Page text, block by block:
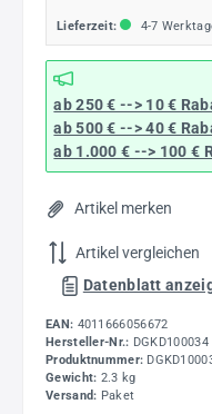
Lieferzeit: 4-7
ab 250 € --> 10 €
ab 500 € --> 40 €
ab 1.000 € --> 100 €
Artikel merken
Artikel vergleichen
Datenblatt
EAN: 4011666056672
Hersteller-Nr.: DGKD100034
Produktnummer:
Gewicht: 2.3 kg
Versand: Paket